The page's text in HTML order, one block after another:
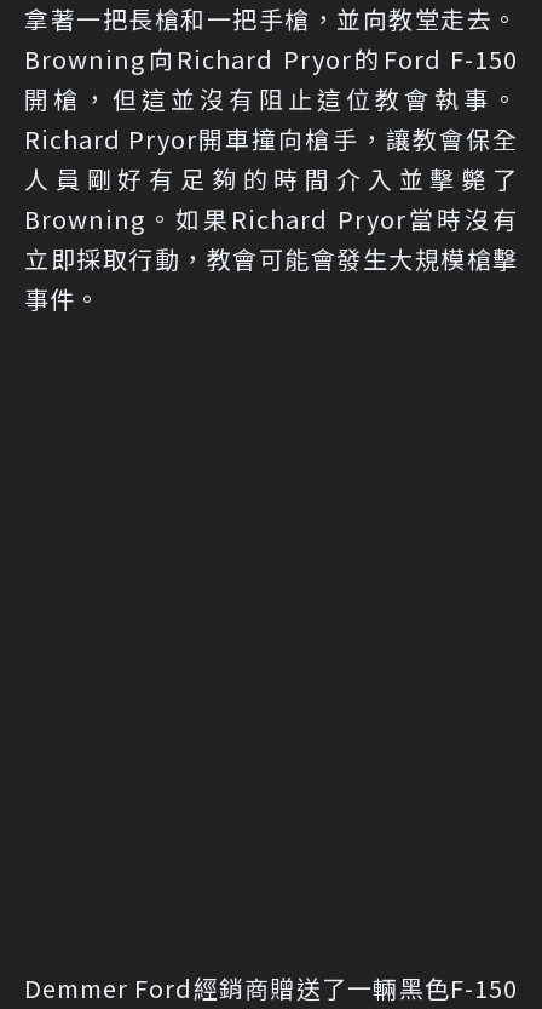
拿著一把長槍和一把手槍，並向教堂走去。
Browning向Richard Pryor的Ford F-150
開槍，但這並沒有阻止這位教會執事。
Richard Pryor開車撞向槍手，讓教會保全
人員剛好有足夠的時間介入並擊斃了
Browning。如果Richard Pryor當時沒有
立即採取行動，教會可能會發生大規模槍擊
事件。
Demmer Ford經銷商贈送了一輛黑色F-150